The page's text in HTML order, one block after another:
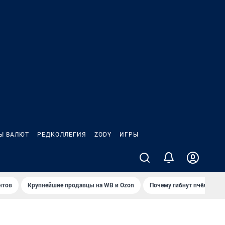
ВАЛЮТ РЕДКОЛЛЕГИЯ ZODY ИГРЫ
Крупнейшие продавцы на WB и Ozon Почему гибнут пчёлы?